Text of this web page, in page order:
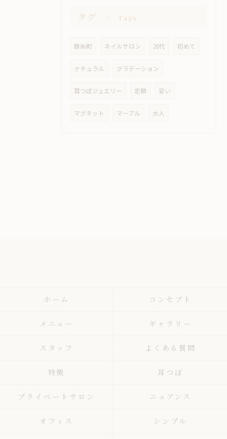
タグ Tags
錦糸町 ネイルサロン 20代 初めて
ナチュラル グラデーション
耳つぼジュエリー 定額 安い
マグネット マーブル 大人
ホーム コンセプト
メニュー ギャラリー
スタッフ よくある質問
特徴 耳つぼ
プライベートサロン ニュアンス
オフィス シンプル